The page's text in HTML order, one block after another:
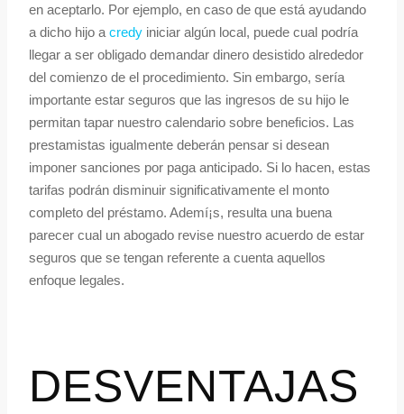
en aceptarlo. Por ejemplo, en caso de que está ayudando
a dicho hijo a credy iniciar algún local, puede cual podrí­a
llegar a ser obligado demandar dinero desistido alrededor
del comienzo de el procedimiento. Sin embargo, serí­a
importante estar seguros que las ingresos de su hijo le
permitan tapar nuestro calendario sobre beneficios. Las
prestamistas igualmente deberán pensar si desean
imponer sanciones por paga anticipado. Si lo hacen, estas
tarifas podrán disminuir significativamente el monto
completo del préstamo. Ademí¡s, resulta una buena
parecer cual un abogado revise nuestro acuerdo de estar
seguros que se tengan referente a cuenta aquellos
enfoque legales.
DESVENTAJAS